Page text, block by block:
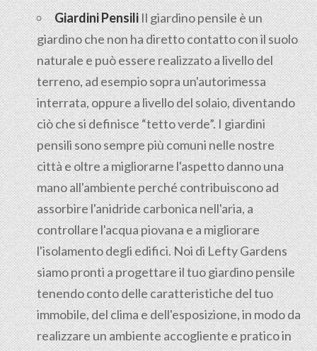
Giardini PensiliIlgiardino pensileè un
giardino che non ha diretto contatto con il suolo
naturale e può essere realizzato a livello del
terreno, ad esempio sopra un'autorimessa
interrata, oppure a livello del solaio, diventando
ciò che si definisce “tetto verde”. I giardini
pensili sono sempre più comuni nelle nostre
città e oltre a migliorarne l'aspetto danno una
mano all'ambiente perché contribuiscono ad
assorbire l'anidride carbonica nell'aria, a
controllare l'acqua piovana e a migliorare
l'isolamento degli edifici. Noi di Lefty Gardens
siamo pronti a progettare il tuo giardino pensile
tenendo conto delle caratteristiche del tuo
immobile, del clima e dell'esposizione, in modo da
realizzare un ambiente accogliente e pratico in